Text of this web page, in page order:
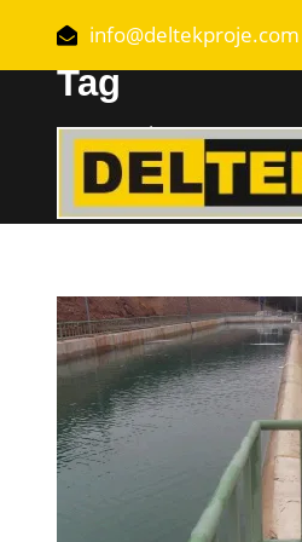
info@deltekproje.com
Tag
ÇANKIRI İZOLASYON